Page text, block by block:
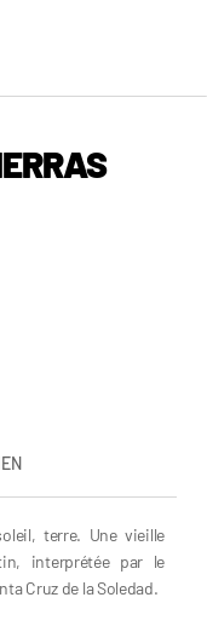
terre. Une vieille
interprétée par le
Cruz de la Soledad.